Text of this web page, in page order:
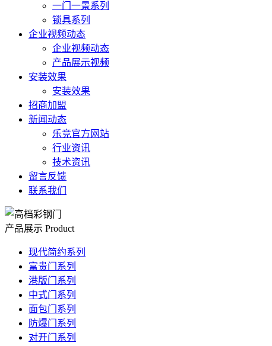
一门一景系列
锁具系列
企业视频动态
企业视频动态
产品展示视频
安装效果
安装效果
招商加盟
新闻动态
乐竞官方网站
行业资讯
技术资讯
留言反馈
联系我们
产品展示 Product
现代简约系列
富贵门系列
港版门系列
中式门系列
面包门系列
防爆门系列
对开门系列